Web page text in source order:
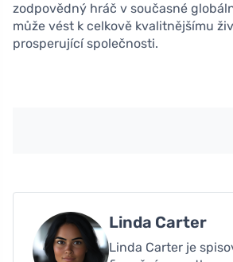
zodpovědný hráč v současné
může vést k celkově kvalitnějšímu
prosperující společnosti.
Linda Carter
Linda Carter je